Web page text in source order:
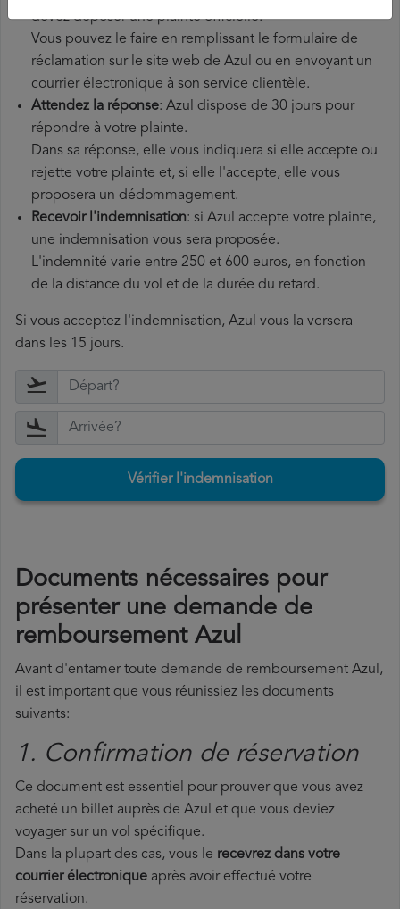
devez déposer une plainte officielle.
Vous pouvez le faire en remplissant le formulaire de
réclamation sur le site web de Azul ou en envoyant un
courrier électronique à son service clientèle.
Attendez la réponse: Azul dispose de 30 jours pour
répondre à votre plainte.
Dans sa réponse, elle vous indiquera si elle accepte ou
rejette votre plainte et, si elle l'accepte, elle vous
proposera un dédommagement.
Recevoir l'indemnisation: si Azul accepte votre plainte,
une indemnisation vous sera proposée.
L'indemnité varie entre 250 et 600 euros, en fonction
de la distance du vol et de la durée du retard.
Si vous acceptez l'indemnisation, Azul vous la versera
dans les 15 jours.
Vérifier l'indemnisation
Documents nécessaires pour
présenter une demande de
remboursement Azul
Avant d'entamer toute demande de remboursement Azul,
il est important que vous réunissiez les documents
suivants:
1. Confirmation de réservation
Ce document est essentiel pour prouver que vous avez
acheté un billet auprès de Azul et que vous deviez
voyager sur un vol spécifique.
Dans la plupart des cas, vous le recevrez dans votre
courrier électronique après avoir effectué votre
réservation.